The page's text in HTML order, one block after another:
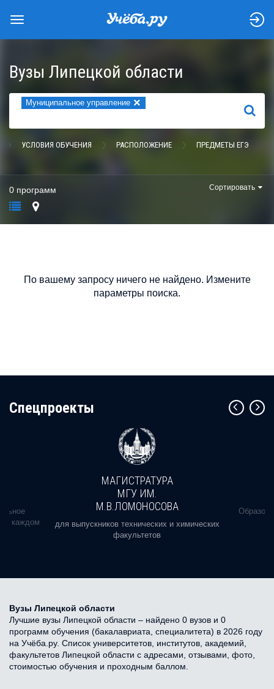
Вузы Липецкой области
Муниципальное управление ×
НАЙТИ
УСЛОВИЯ ОБУЧЕНИЯ РАСПОЛОЖЕНИЕ ПРЕДМЕТЫ ЕГЭ
0 программ Сортировать
По вашему запросу ничего не найдено. Измените
параметры поиска.
Cпецпроекты
в каждом
МАГИСТРАТУРА
МГУ ИМ.
М.В.ЛОМОНОСОВА
для выпускников технических и химических
факультетов
Вузы Липецкой области
Лучшие вузы Липецкой области – найдено 0 вузов и 0
программ обучения (бакалавриата, специалитета) в 2026 году
на Учёба.ру. Список университетов, институтов, академий,
факультетов Липецкой области с адресами, отзывами, фото,
стоимостью обучения и проходным баллом.